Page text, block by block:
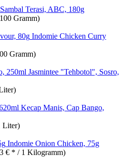
Sambal Terasi, ABC, 180g
Gramm)
Indomie Chicken Curry
Gramm)
Jasmintee "Tehbotol", Sosro,
Kecap Manis, Cap Bango,
Liter)
Indomie Onion Chicken, 75g
€ * / 1 Kilogramm)